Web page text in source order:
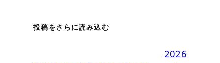
投稿をさらに読み込む
2026